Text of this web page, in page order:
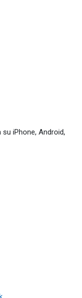
iPhone, Android,